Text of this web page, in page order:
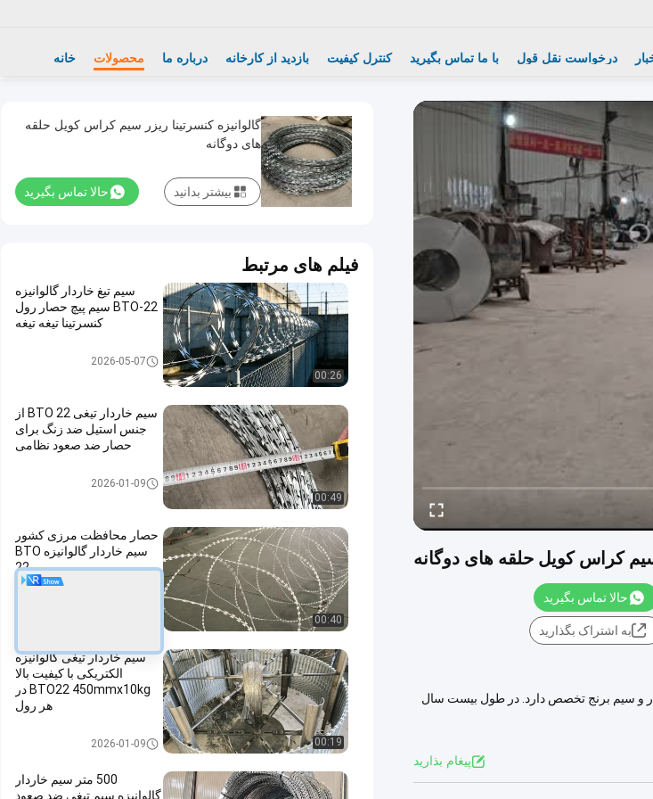
خانه محصولات درباره ما بازدید از کارخانه کنترل کیفیت با ما تماس بگیرید درخواست نقل قول
سیم کراس کویل حلقه های دوگانه
حالا تماس بگیرید
به اشتراک بگذارید
و سیم برنج تخصص دارد. در طول بیست سال
پيغام بذاريد
گالوانیزه کنسرتینا ريزر سیم کراس کویل حلقه
های دوگانه
حالا تماس بگیرید بیشتر بدانید
فیلم های مرتبط
00:26
سیم تیغ خاردار گالوانیزه
BTO-22 سیم پیچ حصار رول
کنسرتینا تیغه تیغه
2026-05-07
00:49
سیم خاردار تیغی BTO 22 از
جنس استیل ضد زنگ برای
حصار ضد صعود نظامی
2026-01-09
00:40
حصار محافظت مرزی کشور
سیم خاردار گالوانیزه BTO
22
00:19
سیم خاردار تیغی گالوانیزه
الکتریکی با کیفیت بالا
BTO22 450mmx10kg در
هر رول
2026-01-09
500 متر سیم خاردار
گالوانیزه سیم تیغی ضد صعود